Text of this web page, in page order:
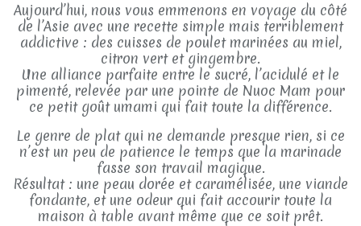
Aujourd’hui, nous vous emmenons en voyage du côté
de l’Asie avec une recette simple mais terriblement
addictive : des cuisses de poulet marinées au miel,
citron vert et gingembre.
Une alliance parfaite entre le sucré, l’acidulé et le
pimenté, relevée par une pointe de Nuoc Mam pour
ce petit goût umami qui fait toute la différence.
Le genre de plat qui ne demande presque rien, si ce
n’est un peu de patience le temps que la marinade
fasse son travail magique.
Résultat : une peau dorée et caramélisée, une viande
fondante, et une odeur qui fait accourir toute la
maison à table avant même que ce soit prêt.